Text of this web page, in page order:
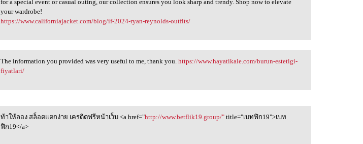
for a special event or casual outing, our collection ensures you look sharp and trendy. Shop now to elevate
your wardrobe!
https://www.californiajacket.com/blog/if-2024-ryan-reynolds-outfits/
The information you provided
The information you provided was very useful to me, thank you.https://www.hayatikale.com/burun-estetigi-
fiyatlari/
ท้าให้ลอง สล็อตแตกง่าย
ท้าให้ลอง สล็อตแตกง่าย เครดิตฟรีหน้าเว็บ <a href="http://www.betflik19.group/" title="เบทฟิก19">เบท
ฟิก19</a>